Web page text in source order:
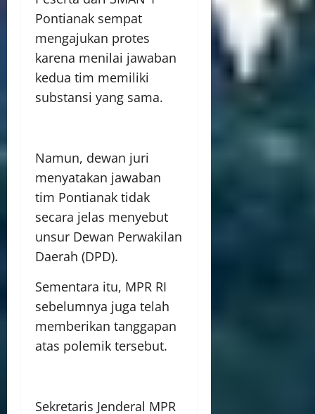
Pontianak sempat
mengajukan protes
karena menilai jawaban
kedua tim memiliki
substansi yang sama.
Namun, dewan juri
menyatakan jawaban
tim Pontianak tidak
secara jelas menyebut
unsur Dewan Perwakilan
Daerah (DPD).
Sementara itu, MPR RI
sebelumnya juga telah
memberikan tanggapan
atas polemik tersebut.
Sekretaris Jenderal MPR